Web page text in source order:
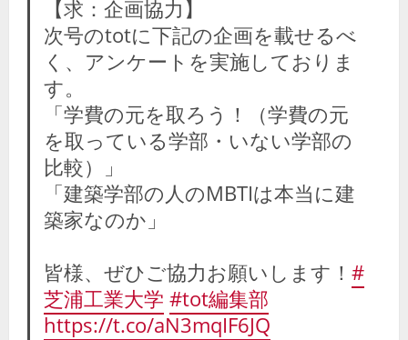
【求：企画協力】
次号のtotに下記の企画を載せるべ
く、アンケートを実施しておりま
す。
「学費の元を取ろう！（学費の元
を取っている学部・いない学部の
比較）」
「建築学部の人のMBTIは本当に建
築家なのか」
皆様、ぜひご協力お願いします！#
芝浦工業大学 #tot編集部
https://t.co/aN3mqIF6JQ